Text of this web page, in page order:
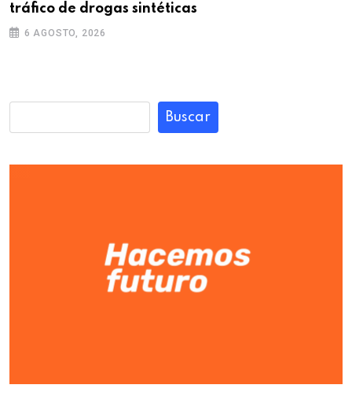
tráfico de drogas sintéticas
6 AGOSTO, 2026
Buscar